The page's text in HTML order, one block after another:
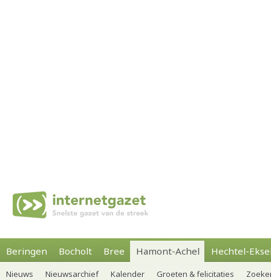
Beringen Bocholt Bree Hamont-Achel Hechtel-
Nieuws Nieuwsarchief Kalender Groeten & felicitaties